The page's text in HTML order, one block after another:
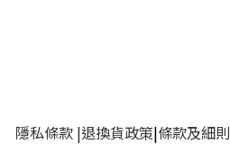
隱私條款|退換貨政策|條款及細則